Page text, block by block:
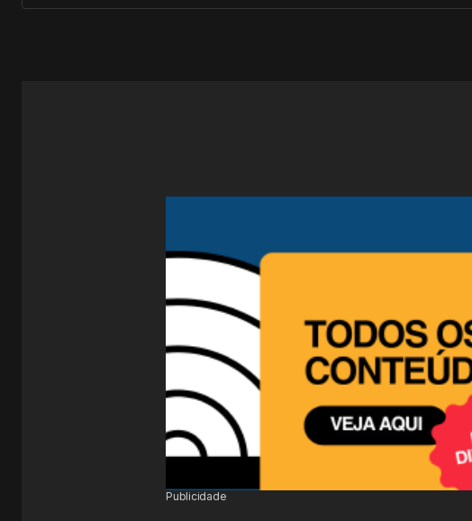
Load More
Publicidade